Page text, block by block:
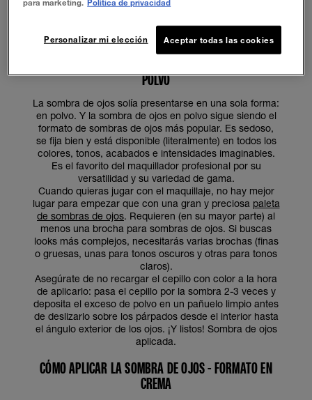
POLVO
La sombra de ojos solía presentarse en una sola forma:
en polvo. Y la sombra de ojos en polvo sigue siendo el
formato de sombras de ojos más popular. Es sedoso,
se fija bien y está disponible (literalmente) en todos los
colores, tonos, acabados e intensidades imaginables.
Es el favorito del maquillador profesional por su
versatilidad y su variedad de gama.
Cuando quieras jugar con el maquillaje, no hay mejor
lugar para empezar que con una gran y preciosa paleta
de sombras de ojos. Requieren (en su mayor parte) al
menos una brocha para sombras de ojos. Si buscas
looks más complejos, necesitarás varias brochas (finas
o gruesas, unas para tonos oscuros y otras para tonos
claros).
Asegúrate de no recargar el cepillo con color a la hora
de aplicarlo: pasa el cepillo por la sombra 2-3 veces y
deposita el exceso de polvo en un pañuelo limpio antes
de deslizarlo sobre los párpados desde el interior hasta
el ángulo exterior de los ojos. ¡Y listos! Sombra de ojos
aplicada.
CÓMO APLICAR LA SOMBRA DE OJOS - FORMATO EN
CREMA
para marketing. Política de privacidad
Aceptar todas las cookies
Personalizar mi elección